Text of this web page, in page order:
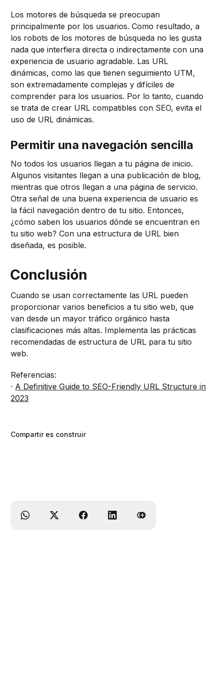
Los motores de búsqueda se preocupan
principalmente por los usuarios. Como resultado, a
los robots de los motores de búsqueda no les gusta
nada que interfiera directa o indirectamente con una
experiencia de usuario agradable. Las URL
dinámicas, como las que tienen seguimiento UTM,
son extremadamente complejas y difíciles de
comprender para los usuarios. Por lo tanto, cuando
se trata de crear URL compatibles con SEO, evita el
uso de URL dinámicas.
Permitir una navegación sencilla
No todos los usuarios llegan a tu página de inicio.
Algunos visitantes llegan a una publicación de blog,
mientras que otros llegan a una página de servicio.
Otra señal de una buena experiencia de usuario es
la fácil navegación dentro de tu sitio. Entonces,
¿cómo saben los usuarios dónde se encuentran en
tu sitio web? Con una estructura de URL bien
diseñada, es posible.
Conclusión
Cuando se usan correctamente las URL pueden
proporcionar varios beneficios a tu sitio web, que
van desde un mayor tráfico orgánico hasta
clasificaciones más altas. Implementa las prácticas
recomendadas de estructura de URL para tu sitio
web.
Referencias:
· A Definitive Guide to SEO-Friendly URL Structure in
2023
Compartir es construir